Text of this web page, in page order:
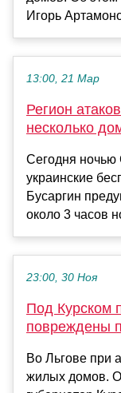
Игорь
13:00, 21 Мар
Регион
несколько
Сегодня ночью
украинские
Бусаргин
около 3 часов
23:00, 30 Ноя
Под Курском
повреждены
Во Льгове при
жилых домов.